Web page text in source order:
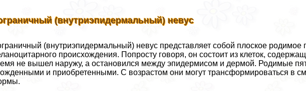
(внутриэпидермальный) невус
(внутриэпидермальный) невус представляет собой плоское родимое
происхождения. Попросту говоря, он состоит из клеток,
не вышел наружу, а остановился между эпидермисом и дермой. Родимые
и приобретенными. С возрастом они могут трaнcформироваться в